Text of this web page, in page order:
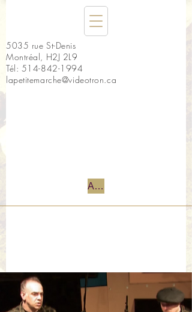
5035 rue St-Denis
Montréal, H2J 2L9
Tél: 514-842-1994
lapetitemarche@videotron.ca
Accueil